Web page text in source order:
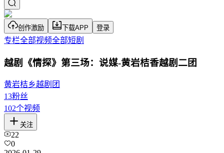
创作激励 下载APP 登录
专栏全部视频全部短剧
越剧《情探》第三场：说媒-黄岩桔香越剧二团
黄岩桔乡越剧团
13粉丝
102个视频
关注
22
0